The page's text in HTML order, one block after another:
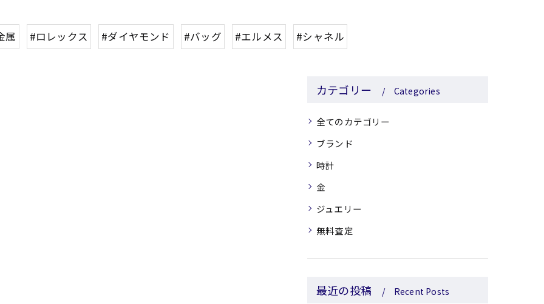
属 #ロレックス #ダイヤモンド #バッグ #エルメス #シャネル
カテゴリー Categories
全てのカテゴリー
ブランド
時計
金
ジュエリー
無料査定
最近の投稿 Recent Posts